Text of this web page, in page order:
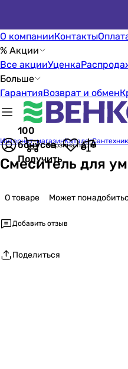
О компанииКонтакты
% Акции
Все акцииУценка
Больше
ГарантияВозврат и обмен
100
бонусов
Получить
Корзина пуста
Интернет-магазинКаталог
Смеситель для
О товаре Может
Добавить отзыв
Поделиться